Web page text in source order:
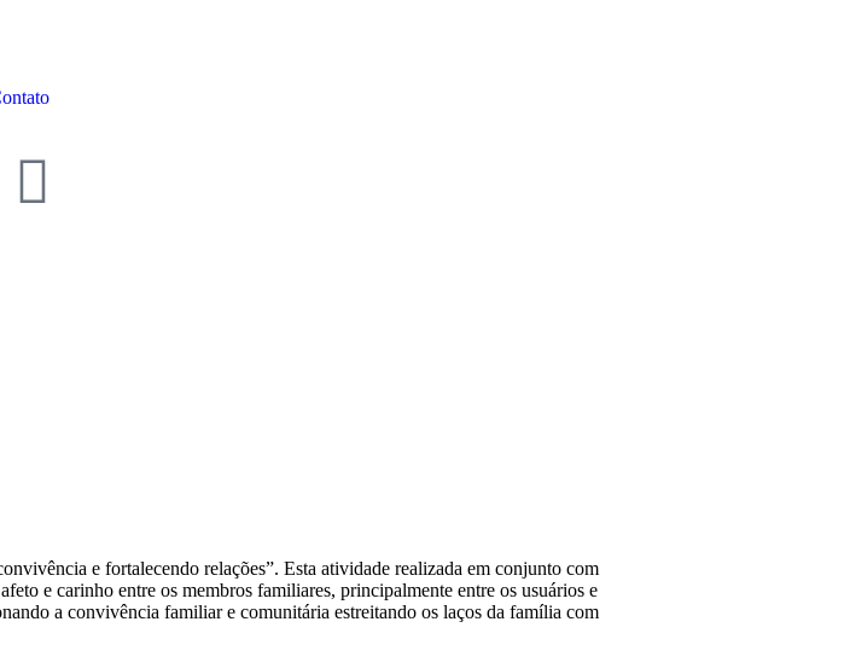
e fortalecendo relações”. Esta atividade realizada em conjunto com
e carinho entre os membros familiares, principalmente entre os usuários e
a convivência familiar e comunitária estreitando os laços da família com